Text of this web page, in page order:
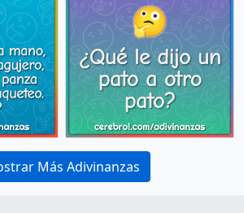
Más Adivinanzas